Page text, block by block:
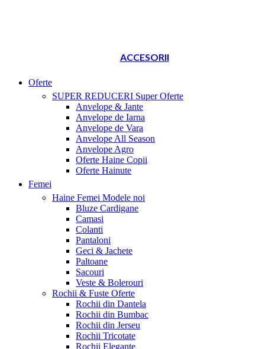
ACCESORII
Oferte
SUPER REDUCERI Super Oferte
Anvelope & Jante
Anvelope de Iarna
Anvelope de Vara
Anvelope All Season
Anvelope Agro
Oferte Haine Copii
Oferte Hainute
Femei
Haine Femei Modele noi
Bluze Cardigane
Camasi
Colanti
Pantaloni
Geci & Jachete
Paltoane
Sacouri
Veste & Bolerouri
Rochii & Fuste Oferte
Rochii din Dantela
Rochii din Bumbac
Rochii din Jerseu
Rochii Tricotate
Rochii Elegante